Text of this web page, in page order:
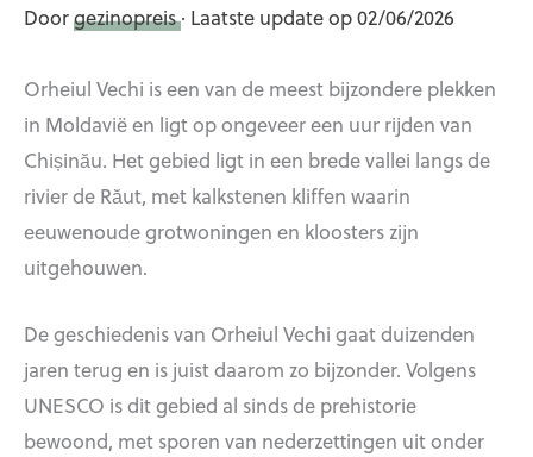
Doorgezinopreis· Laatste update op 02/06/2026
Orheiul Vechi is een van de meest bijzondere plekken
in Moldavië en ligt op ongeveer een uur rijden van
Chișinău. Het gebied ligt in een brede vallei langs de
rivier de Răut, met kalkstenen kliffen waarin
eeuwenoude grotwoningen en kloosters zijn
uitgehouwen.
De geschiedenis van Orheiul Vechi gaat duizenden
jaren terug en is juist daarom zo bijzonder. Volgens
UNESCO is dit gebied al sinds de prehistorie
bewoond, met sporen van nederzettingen uit onder